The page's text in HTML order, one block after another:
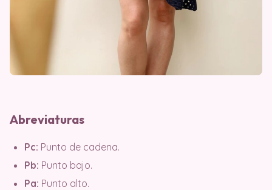
Abreviaturas
Pc: Punto de cadena.
Pb: Punto bajo.
Pa: Punto alto.